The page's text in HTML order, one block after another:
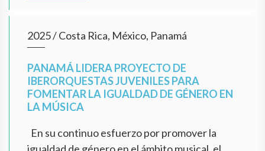
2025/Costa Rica, México, Panamá
PANAMÁ LIDERA PROYECTO DE
IBERORQUESTAS JUVENILES PARA
FOMENTAR LA IGUALDAD DE GÉNERO EN
LA MÚSICA
En su continuo esfuerzo por promover la